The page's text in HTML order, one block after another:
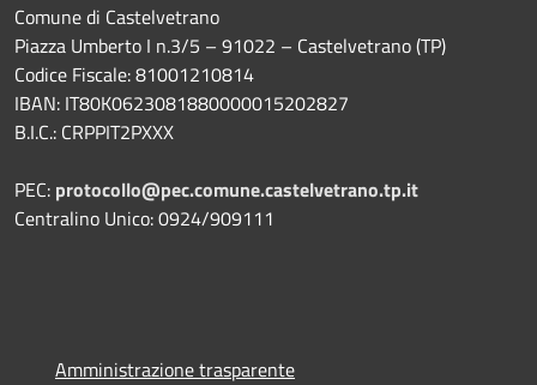
Comune di Castelvetrano
Piazza Umberto I n.3/5 – 91022 – Castelvetrano (TP)
Codice Fiscale: 81001210814
IBAN: IT80K0623081880000015202827
B.I.C.: CRPPIT2PXXX
PEC: protocollo@pec.comune.castelvetrano.tp.it
Centralino Unico: 0924/909111
Amministrazione trasparente